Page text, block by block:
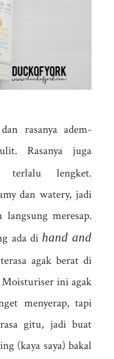
rasanya adem-
Rasanya juga
lengket.
dan watery, jadi
meresap.
ada di hand and
agak berat di
ini agak
menyerap, tapi
gitu, jadi buat
(kaya saya) bakal